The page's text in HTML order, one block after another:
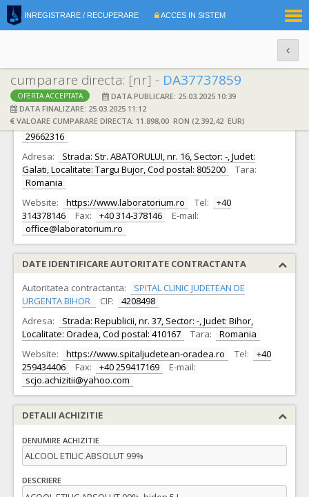
INREGISTRARE / RECUPERARE ACCES IN SISTEM
cumparare directa: [nr] - DA37737859
OFERTA ACCEPTATA
DATA PUBLICARE: 25.03.2025 10:39
DATA FINALIZARE: 25.03.2025 11:12
VALOARE CUMPARARE DIRECTA: 11.898,00 RON (2.392,42 EUR)
DATE IDENTIFICARE OFERTANT
Ofertant: S.C. LABORATORIUM LIFE SCIENCE SRL S.R.L.
29662316
Adresa:
Strada: Str. ABATORULUI, nr. 16, Sector: -, Judet:
Galati, Localitate: Targu Bujor, Cod postal: 805200
Tara:
Romania
Website:
https://www.laboratorium.ro Tel:
+40
314378146
Fax: +40 314-378146
E-mail:
office@laboratorium.ro
DATE IDENTIFICARE AUTORITATE CONTRACTANTA
Autoritatea contractanta:
SPITAL CLINIC JUDETEAN DE
URGENTA BIHOR
CIF:
4208498
Adresa:
Strada: Republicii, nr. 37, Sector: -, Judet: Bihor,
Localitate: Oradea, Cod postal: 410167
Tara:
Romania
Website:
https://www.spitaljudetean-oradea.ro Tel:
+40
259434406
Fax: +40 259417169
E-mail:
scjo.achizitii@yahoo.com
DETALII ACHIZITIE
DENUMIRE ACHIZITIE
ALCOOL ETILIC ABSOLUT 99%
DESCRIERE